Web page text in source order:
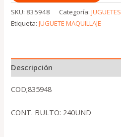
SKU: 835948 Categoría:JUGUETES
Etiqueta:JUGUETE MAQUILLAJE
Descripción
COD;835948
CONT. BULTO: 240UND